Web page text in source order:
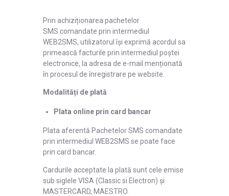
Prin achiziționarea pachetelor
SMS comandate prin intermediul
WEB2SMS, utilizatorul își exprimă acordul sa
primească facturile prin intermediul poștei
electronice, la adresa de e-mail menționată
în procesul de înregistrare pe website.
Modalități de plată
Plata online prin card bancar
Plata aferentă Pachetelor SMS comandate
prin intermediul WEB2SMS se poate face
prin card bancar.
Cardurile acceptate la plată sunt cele emise
sub siglele VISA (Classic si Electron) și
MASTERCARD, MAESTRO.